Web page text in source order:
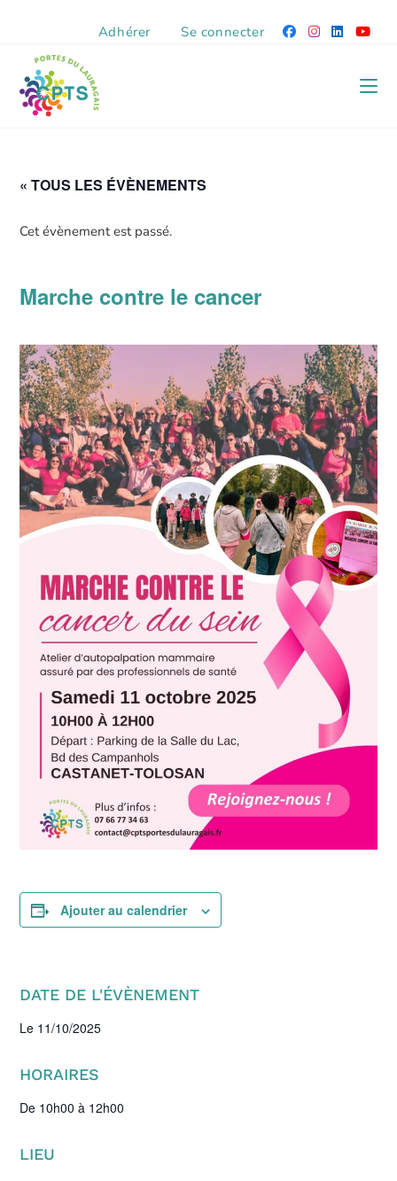
Adhérer Se connecter
« TOUS LES ÉVÈNEMENTS
Cet évènement est passé.
Marche contre le cancer
Ajouter au calendrier
DATE DE L'ÉVÈNEMENT
Le 11/10/2025
HORAIRES
De 10h00 à 12h00
LIEU